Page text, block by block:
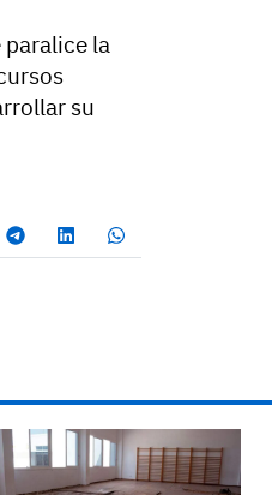
la
su